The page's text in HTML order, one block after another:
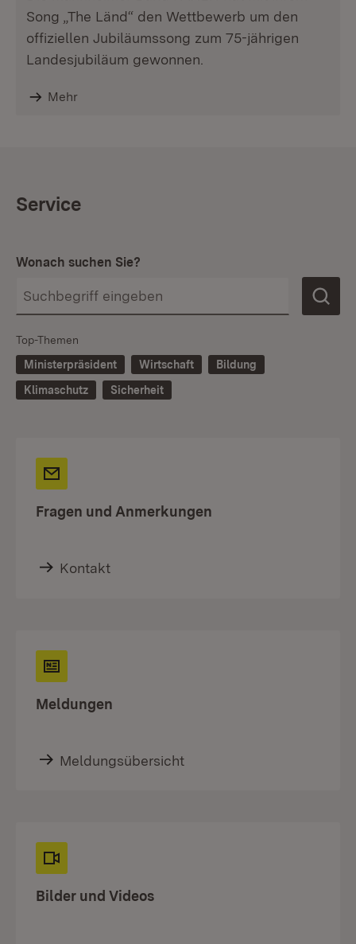
Song „The Länd“ den Wettbewerb um den
offiziellen Jubiläumssong zum 75-jährigen
Landesjubiläum gewonnen.
Mehr
Service
Wonach suchen Sie?
Top-Themen
Ministerpräsident
Wirtschaft
Bildung
Klimaschutz
Sicherheit
Fragen und Anmerkungen
Kontakt
Meldungen
Meldungsübersicht
Bilder und Videos